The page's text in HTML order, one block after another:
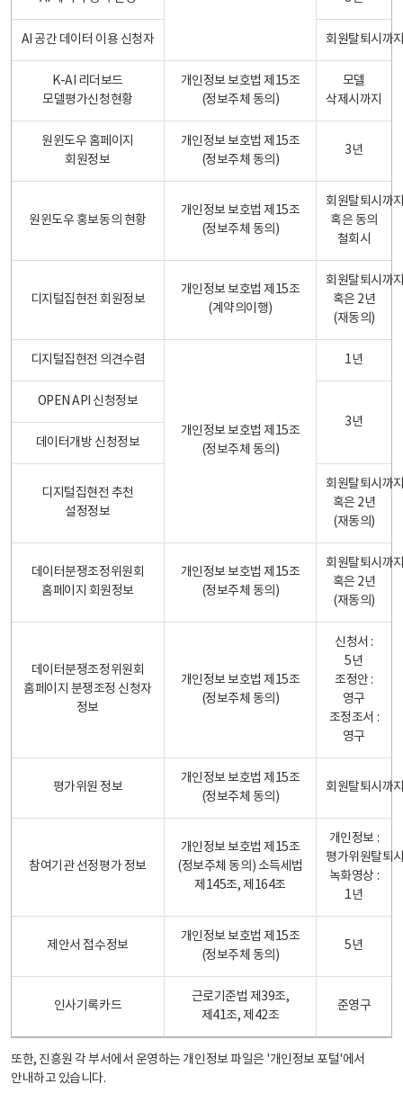
AI 공간 데이터 이용 신청자 회원탈퇴시까
K-AI 리더보드
모델평가신청현황
개인정보 보호법 제15조
(정보주체 동의)
모델
삭제시까지
원윈도우 홈페이지
회원정보
개인정보 보호법 제15조
(정보주체 동의)
3년
원윈도우 홍보동의 현황
개인정보 보호법 제15조
(정보주체 동의)
회원탈퇴시까
혹은 동의
철회시
디지털집현전 회원정보
개인정보 보호법 제15조
(계약의이행)
회원탈퇴시까
혹은 2년
(재동의)
디지털집현전 의견수렴
개인정보 보호법 제15조
(정보주체 동의)
1년
OPEN API 신청정보
3년
데이터개방 신청정보
디지털집현전 추천
설정정보
회원탈퇴시까
혹은 2년
(재동의)
데이터분쟁조정위원회
홈페이지 회원정보
개인정보 보호법 제15조
(정보주체 동의)
회원탈퇴시까
혹은 2년
(재동의)
데이터분쟁조정위원회
홈페이지 분쟁조정 신청자
정보
개인정보 보호법 제15조
(정보주체 동의)
신청서 :
5년
조정안 :
영구
조정조서 :
영구
평가위원 정보
개인정보 보호법 제15조
(정보주체 동의)
회원탈퇴시까
참여기관 선정평가 정보
개인정보 보호법 제15조
(정보주체 동의) 소득세법
제145조, 제164조
개인정보 :
평가위원탈퇴
녹화영상 :
1년
제안서 접수정보
개인정보 보호법 제15조
(정보주체 동의)
5년
인사기록카드
근로기준법 제39조,
제41조, 제42조
준영구
또한, 진흥원 각 부서에서 운영하는 개인정보 파일은 '개인정보 포털'에서
안내하고 있습니다.